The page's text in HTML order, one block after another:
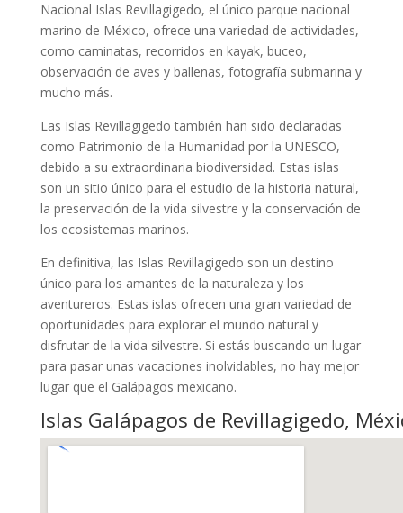
Nacional Islas Revillagigedo, el único parque nacional
marino de México, ofrece una variedad de actividades,
como caminatas, recorridos en kayak, buceo,
observación de aves y ballenas, fotografía submarina y
mucho más.
Las Islas Revillagigedo también han sido declaradas
como Patrimonio de la Humanidad por la UNESCO,
debido a su extraordinaria biodiversidad. Estas islas
son un sitio único para el estudio de la historia natural,
la preservación de la vida silvestre y la conservación de
los ecosistemas marinos.
En definitiva, las Islas Revillagigedo son un destino
único para los amantes de la naturaleza y los
aventureros. Estas islas ofrecen una gran variedad de
oportunidades para explorar el mundo natural y
disfrutar de la vida silvestre. Si estás buscando un lugar
para pasar unas vacaciones inolvidables, no hay mejor
lugar que el Galápagos mexicano.
Islas Galápagos de Revillagigedo,